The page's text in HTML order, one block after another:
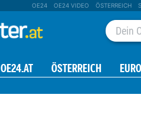
OE24 OE24 VIDEO ÖSTERREICH
OE24.AT ÖSTERREICH